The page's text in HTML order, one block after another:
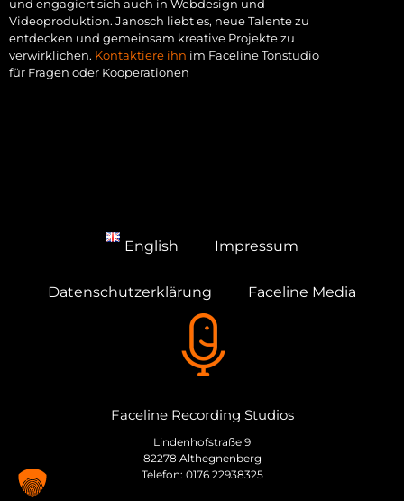
und engagiert sich auch in Webdesign und
Videoproduktion. Janosch liebt es, neue Talente zu
entdecken und gemeinsam kreative Projekte zu
verwirklichen. Kontaktiere ihn im Faceline Tonstudio
für Fragen oder Kooperationen
English Impressum
Datenschutzerklärung Faceline Media
Faceline Recording Studios
Lindenhofstraße 9
82278 Althegnenberg
Telefon: 0176 22938325